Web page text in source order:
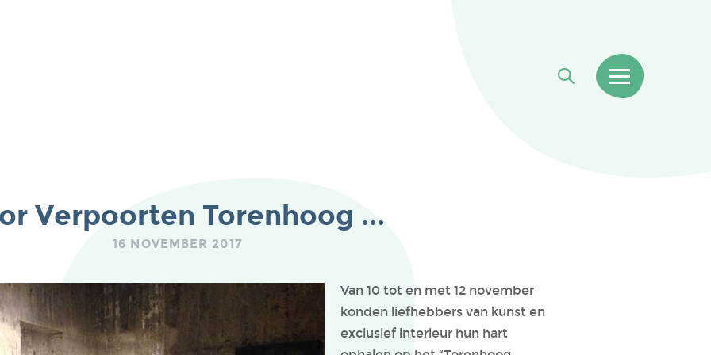
Verpoorten Torenhoog ...
16 NOVEMBER 2017
Van 10 tot en met 12 november
konden liefhebbers van kunst en
exclusief interieur hun hart